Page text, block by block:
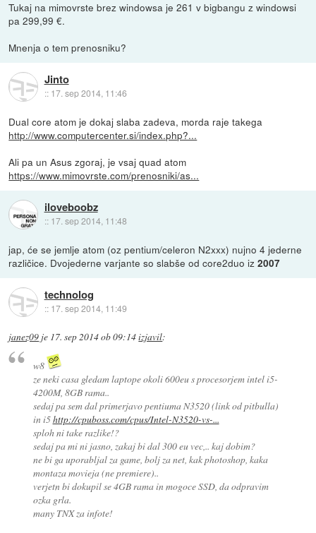
Tukaj na mimovrste brez windowsa je 261 v bigbangu z windowsi
pa 299,99 €.
Mnenja o tem prenosniku?
Jinto
:: 17. sep 2014, 11:46
Dual core atom je dokaj slaba zadeva, morda raje takega
http://www.computercenter.si/index.php?...
Ali pa un Asus zgoraj, je vsaj quad atom
https://www.mimovrste.com/prenosniki/as...
iloveboobz
:: 17. sep 2014, 11:48
jap, će se jemlje atom (oz pentium/celeron N2xxx) nujno 4 jederne
različice. Dvojederne varjante so slabše od core2duo iz2007
technolog
:: 17. sep 2014, 11:49
janez09 je 17. sep 2014 ob 09:14izjavil:
w8
ze neki casa gledam laptope okoli 600eu s procesorjem intel i5-
4200M, 8GB rama..
sedaj pa sem dal primerjavo pentiuma N3520 (link od pitbulla)
in i5http://cpuboss.com/cpus/Intel-N3520-vs-...
sploh ni take razlike!?
sedaj pa mi ni jasno, zakaj bi dal 300 eu vec,.. kaj dobim?
ne bi ga uporabljal za game, bolj za net, kak photoshop, kaka
montaza movieja (ne premiere)..
verjetn bi dokupil se 4GB rama in mogoce SSD, da odpravim
ozka grla.
many TNX za infote!